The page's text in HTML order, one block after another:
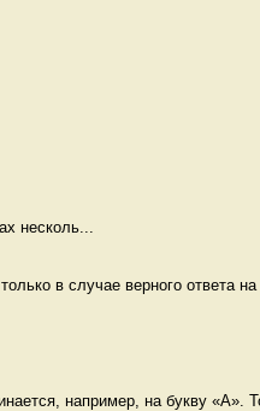
несколь...
в случае верного ответа на
например, на букву «А».